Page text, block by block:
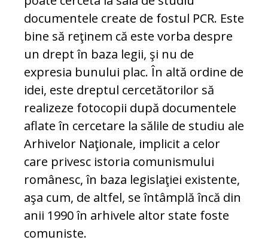
documentele create de fostul PCR. Este
bine să reţinem că este vorba despre
un drept în baza legii, şi nu de
expresia bunului plac. În altă ordine de
idei, este dreptul cercetătorilor să
realizeze fotocopii după documentele
aflate în cercetare la sălile de studiu ale
Arhivelor Naţionale, implicit a celor
care privesc istoria comunismului
românesc, în baza legislaţiei existente,
aşa cum, de altfel, se întâmplă încă din
anii 1990 în arhivele altor state foste
comuniste.